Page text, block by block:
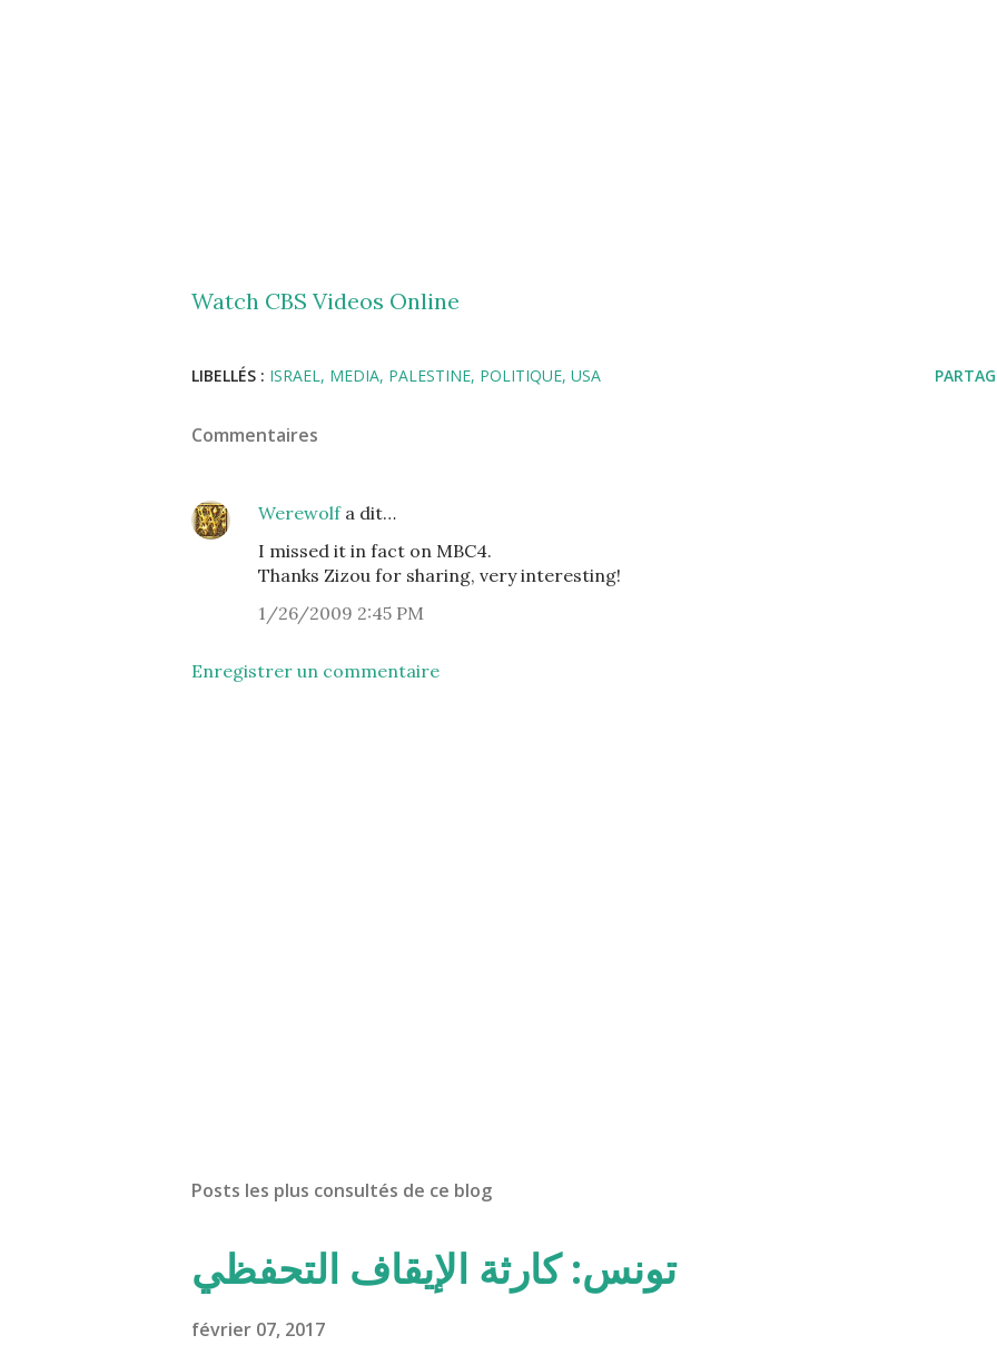
Watch CBS Videos Online
LIBELLÉS : ISRAEL MEDIA PALESTINE POLITIQUE USA
Commentaires
Werewolfa dit…
I missed it in fact on MBC4.
Thanks Zizou for sharing, very interesting!
1/26/2009 2:45 PM
Enregistrer un commentaire
Posts les plus consultés de ce blog
تونس: كارثة الإيقاف التحفظي
février 07, 2017